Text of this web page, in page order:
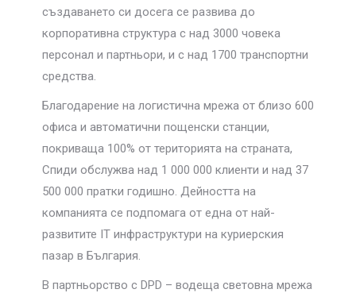
създаването си досега се развива до
корпоративна структура с над 3000 човека
персонал и партньори, и с над 1700 транспортни
средства.
Благодарение на логистична мрежа от близо 600
офиса и автоматични пощенски станции,
покриваща 100% от територията на страната,
Спиди обслужва над 1 000 000 клиенти и над 37
500 000 пратки годишно. Дейността на
компанията се подпомага от една от най-
развитите IT инфраструктури на куриерския
пазар в България.
В партньорство с DPD – водеща световна мрежа